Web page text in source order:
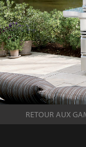
RETOUR AUX